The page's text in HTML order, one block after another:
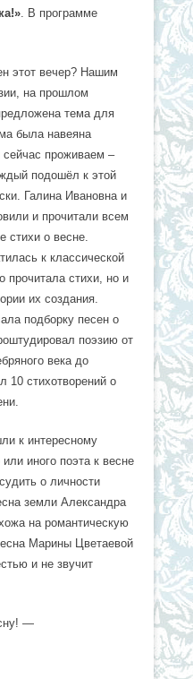
. В программе
этот вечер? Нашим
на прошлом
тема для
была навеяна
проживаем –
подошёл к этой
Галина Ивановна и
и прочитали всем
о весне.
к классической
прочитала стихи, но и
их создания.
подборку песен о
поэзию от
века до
10 стихотворений о
к интересному
иного поэта к весне
о личности
земли Александра
на романтическую
Марины Цветаевой
и не звучит
—